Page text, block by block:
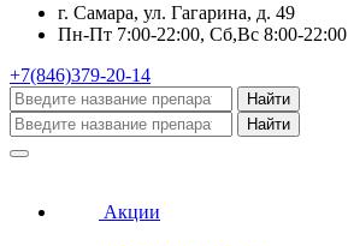
г. Самара, ул. Гагарина, д. 49
Пн-Пт 7:00-22:00, Сб,Вс 8:00-22:00
+7(846)379-20-14
Найти
Найти
Акции